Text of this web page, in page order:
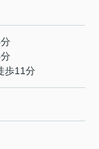
歩11分